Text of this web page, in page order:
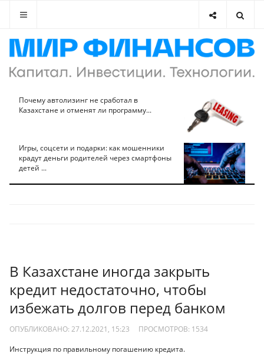
Почему автолизинг не сработал в
Казахстане и отменят ли программу...
Игры, соцсети и подарки: как мошенники
крадут деньги родителей через смартфоны
детей ...
В Казахстане иногда закрыть
кредит недостаточно, чтобы
избежать долгов перед банком
ОПУБЛИКОВАНО: 27.12.2021, 15:23 ПРОСМОТРОВ: 1534
Инструкция по правильному погашению кредита.